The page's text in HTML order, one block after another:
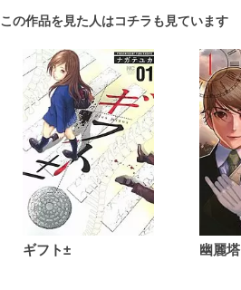
この作品を見た人はコチラも見ています
ギフト± 幽麗塔